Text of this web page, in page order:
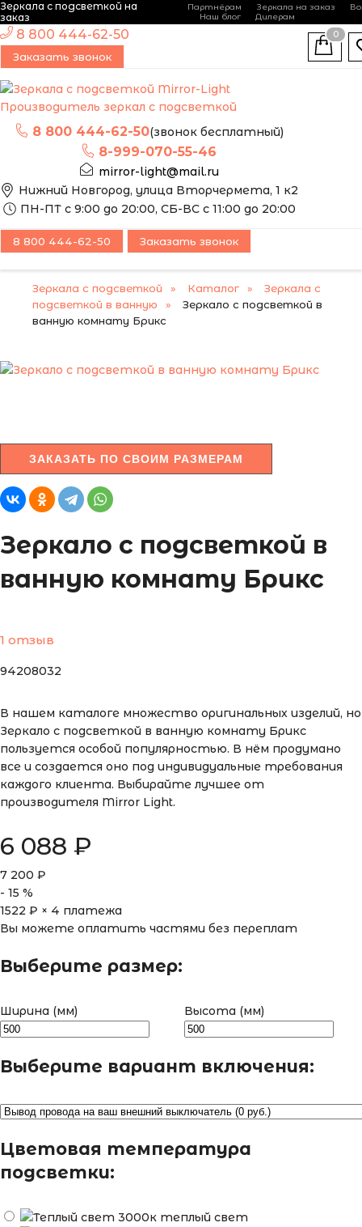
Зеркала с подсветкой на
заказ
Партнёрам Зеркала на заказ
Наш блог
Дилерам
Производитель зеркал с подсветкой
8 800 444-62-50(звонок бесплатный)
8-999-070-55-46
mirror-light@mail.ru
Нижний Новгород, улица Вторчермета, 1 к2
ПН-ПТ с 9:00 до 20:00, СБ-ВС с 11:00 до 20:00
8 800 444-62-50
Заказать звонок
0
8 800 444-62-50 Заказать звонок
Зеркала с подсветкой Каталог
Зеркала с
подсветкой в ванную
Зеркало с подсветкой в
ванную комнату Брикс
ЭТО ЗЕРКАЛО МЫ
МОЖЕМ ИЗГОТОВИТЬ
ПО ВАШИМ
ЗАКАЗАТЬ ПО СВОИМ РАЗМЕРАМ
Зеркало с подсветкой в
ванную комнату Брикс
1 отзыв
94208032
В нашем каталоге множество оригинальных изделий, но
Зеркало с подсветкой в ванную комнату Брикс
пользуется особой популярностью. В нём продумано
все и создается оно под индивидуальные требования
каждого клиента. Выбирайте лучшее от
производителя Mirror Light.
6 088 ₽
7 200 ₽
- 15 %
1522 ₽ × 4 платежа
Вы можете оплатить частями без переплат
Выберите размер:
Ширина (мм) Высота (мм)
Выберите вариант включения:
Цветовая температура
подсветки:
теплый свет
-